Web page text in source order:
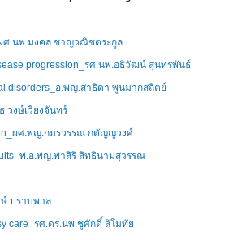
ศ.นพ.มงคล ชาญวณิชตระกูล
progression_รศ.นพ.อธิวัฒน์ สุนทรพันธ์
disorders_อ.พญ.สาธิดา พูนมากสถิตย์
วงษ์เวียงจันทร์
ผศ.พญ.กมรวรรณ กตัญญูวงศ์
พ.อ.พญ.พาสิริ สิทธินามสุวรรณ
ปราบพาล
care_รศ.ดร.นพ.ชูศักดิ์ ลิโมทัย